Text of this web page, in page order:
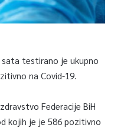
sata testirano je ukupno
na Covid-19.
Federacije BiH
kojih je je 586 pozitivno